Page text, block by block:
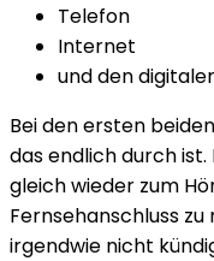
Telefon
Internet
und den
Bei den ersten
das endlich durch
gleich wieder zum
Fernsehanschluss
irgendwie nicht